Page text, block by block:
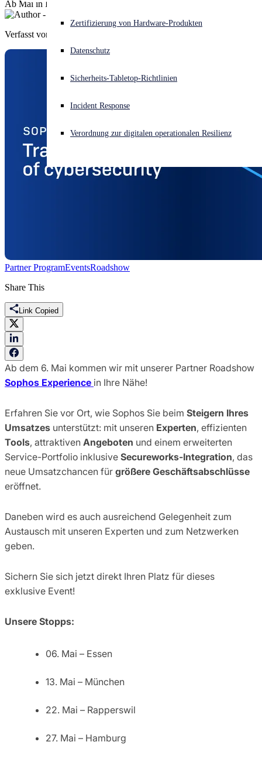
Akuter Cyberangriff? Fordern Sie Sofort-Hilfe an
Anmelden
Open language switcher
Zertifizierung von Hardware-Produkten
Datenschutz
Sicherheits-Tabletop-Richtlinien
Incident Response
Verordnung zur digitalen operationalen Resilienz
Ab Mai in Ihrer Nähe - Sichern Sie sich jetzt Ihre Teilnahme
Verfasst von
Partner ProgramEventsRoadshow
Share This
Link Copied
Ab dem 6. Mai kommen wir mit unserer Partner Roadshow
Sophos Experience in Ihre Nähe!
Erfahren Sie vor Ort, wie Sophos Sie beim Steigern Ihres
Umsatzes unterstützt: mit unseren Experten, effizienten
Tools, attraktiven Angeboten und einem erweiterten
Service-Portfolio inklusive Secureworks-Integration, das
neue Umsatzchancen für größere Geschäftsabschlüsse
eröffnet.
Daneben wird es auch ausreichend Gelegenheit zum
Austausch mit unseren Experten und zum Netzwerken
geben.
Sichern Sie sich jetzt direkt Ihren Platz für dieses
exklusive Event!
Unsere Stopps:
06. Mai – Essen
13. Mai – München
22. Mai – Rapperswil
27. Mai – Hamburg